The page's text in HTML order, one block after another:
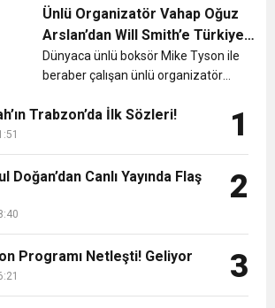
Muhammed Salah Transferini
ANLAMLI ZİYARET
Mitongo Transferini KAP’a Bildirdi
21.ÇAMFEST HEYECANI
Trabzon’da İlk Sözleri!
Ünlü Organizatör Vahap Oğuz
Arslan’dan Will Smith’e Türkiye
daveti
Dünyaca ünlü boksör Mike Tyson ile
beraber çalışan ünlü organizatör
organize edilen özel bir buluşmada,
ajansın Vahap Oğuz Arslan ve
ailesiy...
Trabzon’da İlk Sözleri! 1
Doğan’dan Canlı Yayında Flaş
2
Programı Netleşti! Geliyor 3